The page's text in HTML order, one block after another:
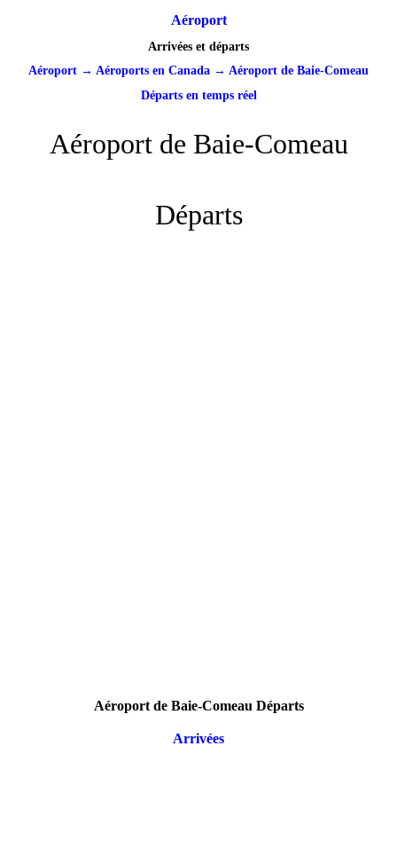
Aéroport
Arrivées et départs
Aéroport → Aéroports en Canada → Aéroport de Baie-Comeau
Départs en temps réel
Aéroport de Baie-Comeau
Départs
Aéroport de Baie-Comeau Départs
Arrivées